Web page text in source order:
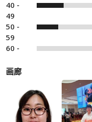
40 -
49
50 -
59
60 -
画廊